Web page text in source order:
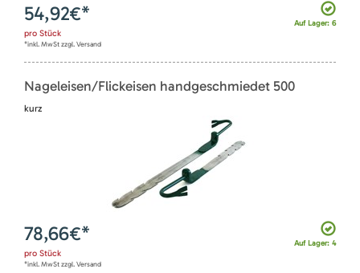
Auf Lager: 6
54,92€*
pro Stück
*inkl. MwSt zzgl. Versand
Nageleisen/Flickeisen handgeschmiedet 500
kurz
Auf Lager: 4
78,66€*
pro Stück
*inkl. MwSt zzgl. Versand